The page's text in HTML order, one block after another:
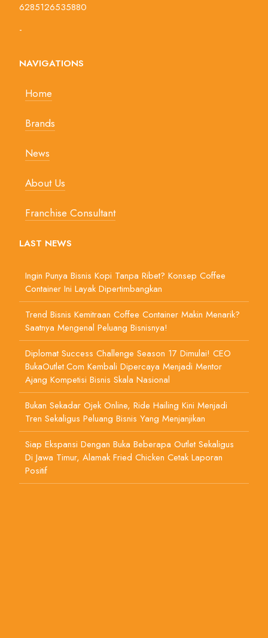
6285126535880
-
NAVIGATIONS
Home
Brands
News
About Us
Franchise Consultant
LAST NEWS
Ingin Punya Bisnis Kopi Tanpa Ribet? Konsep Coffee
Container Ini Layak Dipertimbangkan
Trend Bisnis Kemitraan Coffee Container Makin Menarik?
Saatnya Mengenal Peluang Bisnisnya!
Diplomat Success Challenge Season 17 Dimulai! CEO
BukaOutlet.com Kembali Dipercaya Menjadi Mentor
Ajang Kompetisi Bisnis Skala Nasional
Bukan Sekadar Ojek Online, Ride Hailing Kini Menjadi
Tren Sekaligus Peluang Bisnis Yang Menjanjikan
Siap Ekspansi Dengan Buka Beberapa Outlet Sekaligus
Di Jawa Timur, Alamak Fried Chicken Cetak Laporan
Positif